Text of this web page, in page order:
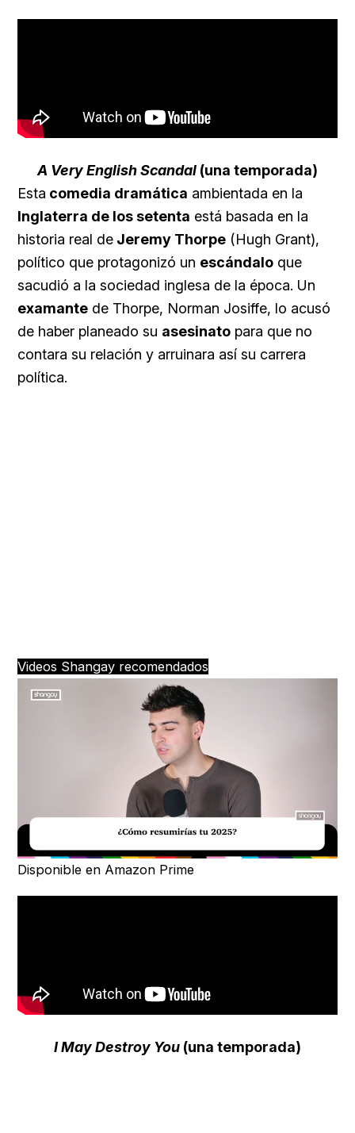
A Very English Scandal (una temporada)
Esta comedia dramática ambientada en la
Inglaterra de los setenta está basada en la
historia real de Jeremy Thorpe (Hugh Grant),
político que protagonizó un escándalo que
sacudió a la sociedad inglesa de la época. Un
examante de Thorpe, Norman Josiffe, lo acusó
de haber planeado su asesinato para que no
contara su relación y arruinara así su carrera
política.
Videos Shangay recomendados
Unmute Loaded:
29.95%
Disponible en Amazon Prime
I May Destroy You (una temporada)